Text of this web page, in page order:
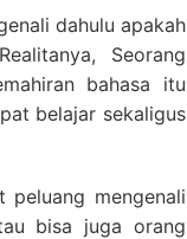
dahulu apakah
Seorang
bahasa itu
belajar sekaligus
mengenali
bisa juga orang